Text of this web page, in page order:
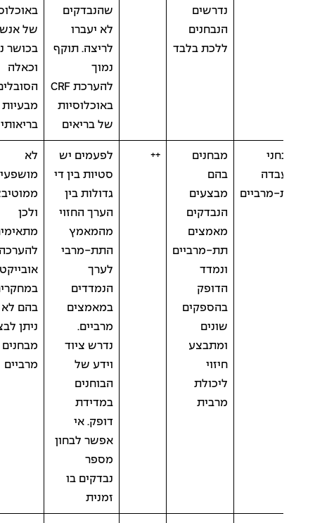
נדרשים
הנבחנים
ללכת בלבד
שהנבדקים
לא יעברו
לריצה. תוקף
להערכת CRF
באוכלוסיות
של בריאים
באוכלוסיות
של אנשים
בכושר נמוך
הסובלים
מבעיות
בריאותיות
מרביים
מבחנים
מבצעים
הנבדקים
מאמצים
תת-מרביים
בהספקים
ומתבצע
ליכולת
לפעמים יש
סטיות בין די
גדולות בין
הערך החזוי
מהמאמץ
התת-מרבי
הנמדדים
במאמצים
מרביים.
נדרש ציוד
וידע של
הבוחנים
במדידת
דופק. אי
אפשר לבחון
נבדקים בו
לא
מושפעים
ממוטיבציה
ולכן
מתאימים
להערכה
אובייקטיבת
במחקרים
בהם לא
ניתן לבצע
מבחנים
מרביים